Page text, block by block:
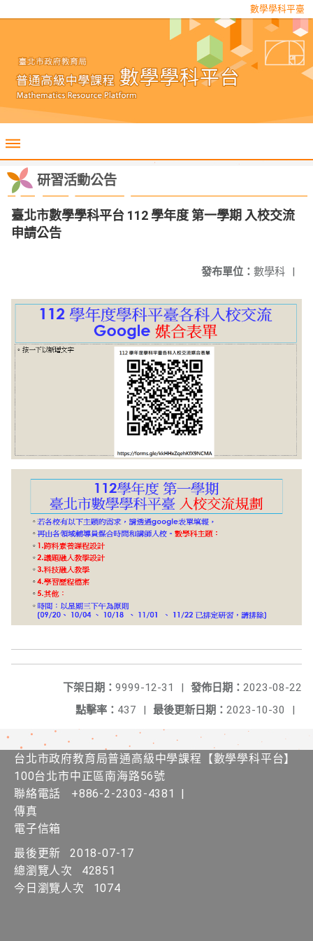
數學學科平臺
研習活動公告
臺北市數學學科平台 112 學年度 第一學期 入校交流
申請公告
發布單位： 數學科 |
發佈日期： 2023-08-22
下架日期： 9999-12-31
|
最後更新日期： 2023-10-30 |
點擊率： 437 |
台北市政府教育局普通高級中學課程​【​數學學科平台】
100台北市中正區南海路56號
聯絡電話
+886-2-2303-4381
|
傳真
電子信箱
最後更新
2018-07-17
總瀏覽人次
42851
今日瀏覽人次
1074